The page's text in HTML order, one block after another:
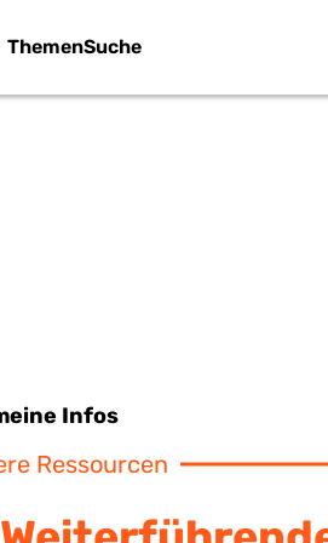
ThemenSuche
Infos
Ressourcen